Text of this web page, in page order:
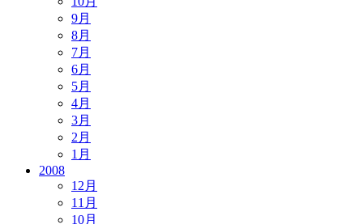
9月
8月
7月
6月
5月
4月
3月
2月
1月
2008
12月
11月
10月